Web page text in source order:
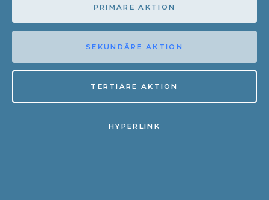
PRIMÄRE AKTION
SEKUNDÄRE AKTION
TERTIÄRE AKTION
HYPERLINK